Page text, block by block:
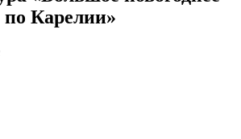
Карелии»